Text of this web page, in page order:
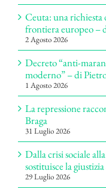
Ceuta: una
frontiera europeo –
2 Agosto 2026
Decreto “anti-
moderno” – di
1 Agosto 2026
La repressione
Braga
31 Luglio 2026
Dalla crisi sociale
sostituisce la
29 Luglio 2026